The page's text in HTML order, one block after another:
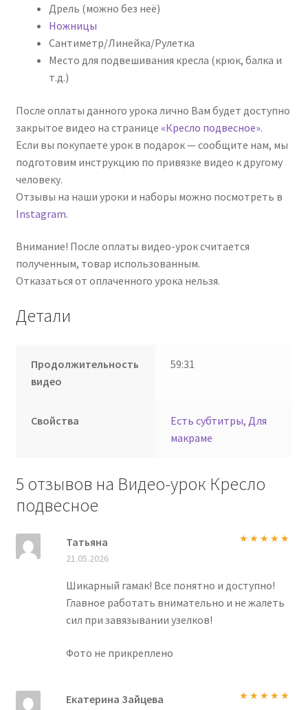
Дрель (можно без неё)
Ножницы
Сантиметр/Линейка/Рулетка
Место для подвешивания кресла (крюк, балка и
т.д.)
После оплаты данного урока лично Вам будет доступно
закрытое видео на странице «Кресло подвесное».
Если вы покупаете урок в подарок — сообщите нам, мы
подготовим инструкцию по привязке видео к другому
человеку.
Отзывы на наши уроки и наборы можно посмотреть в
Instagram.
Внимание! После оплаты видео-урок считается
полученным, товар использованным.
Отказаться от оплаченного урока нельзя.
Детали
Продолжительность
видео
59:31
Свойства Есть субтитры, Для
макраме
5 отзывов на Видео-урок Кресло
подвесное
Татьяна
21.05.2026
Шикарный гамак! Все понятно и доступно!
Главное работать внимательно и не жалеть
сил при завязывании узелков!
Фото не прикреплено
Екатерина Зайцева